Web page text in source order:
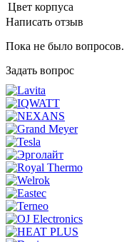
Цвет корпуса
Написать отзыв
Пока не было вопросов.
Задать вопрос